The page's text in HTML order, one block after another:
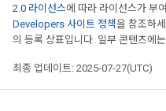
2.0 라이선스에 따라 라이선스가 부
Developers 사이트 정책을 참조하
의 등록 상표입니다. 일부 콘텐츠에는
최종 업데이트: 2025-07-27(UTC)